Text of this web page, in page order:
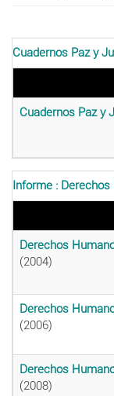
Cuadernos Paz y
Cuadernos Paz y
Informe :
Derechos
(2004)
Derechos
(2006)
Derechos
(2008)